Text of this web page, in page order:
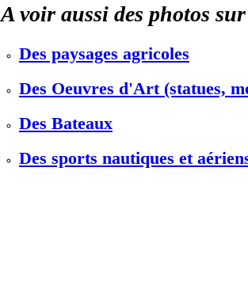
A voir aussi des photos
Des paysages agricoles
Des Oeuvres d'Art (statues,
Des Bateaux
Des sports nautiques et